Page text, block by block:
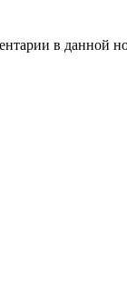
в данной